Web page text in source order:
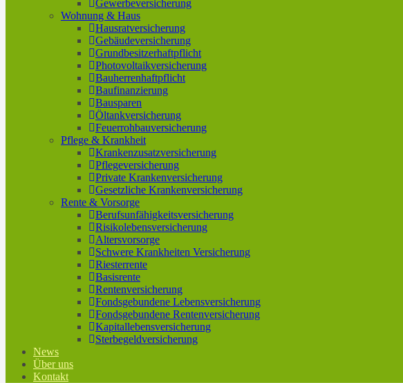
Gewerbeversicherung
Wohnung & Haus
Hausratversicherung
Gebäudeversicherung
Grundbesitzerhaftpflicht
Photovoltaikversicherung
Bauherrenhaftpflicht
Baufinanzierung
Bausparen
Öltankversicherung
Feuerrohbauversicherung
Pflege & Krankheit
Krankenzusatzversicherung
Pflegeversicherung
Private Krankenversicherung
Gesetzliche Krankenversicherung
Rente & Vorsorge
Berufs­unfähigkeitsversicherung
Risikolebensversicherung
Altersvorsorge
Schwere Krankheiten Versicherung
Riesterrente
Basisrente
Rentenversicherung
Fondsgebundene Lebensversicherung
Fondsgebundene Rentenversicherung
Kapitallebensversicherung
Sterbegeldversicherung
News
Über uns
Kontakt